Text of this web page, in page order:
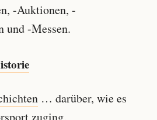
-Auktionen, -
und -Messen.
… darüber, wie es
zuging.